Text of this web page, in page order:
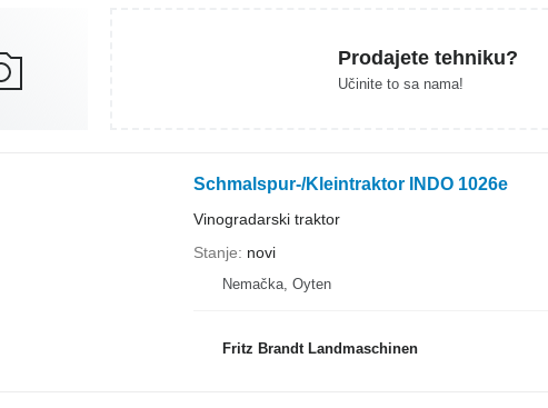
Prodajete tehniku?
Učinite to sa nama!
Schmalspur-/Kleintraktor INDO 1026e
Vinogradarski traktor
Stanje
novi
Nemačka, Oyten
Fritz Brandt Landmaschinen